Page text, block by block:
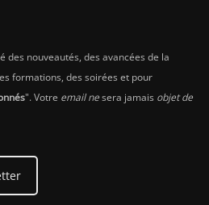
des nouveautés, des avancées de la
formations, des soirées et pour
". Votre email nesera jamais objet de